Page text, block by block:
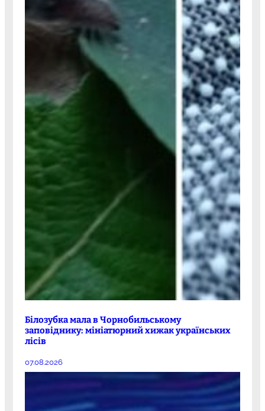
Білозубка мала в Чорнобильському
заповіднику: мініатюрний хижак українських
лісів
07.08.2026